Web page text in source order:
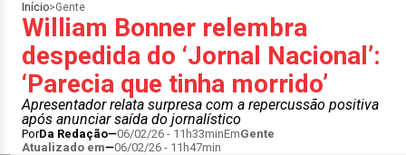
Início>Gente
William Bonner relembra
despedida do ‘Jornal Nacional’:
‘Parecia que tinha morrido’
Apresentador relata surpresa com a repercussão positiva
após anunciar saída do jornalístico
PorDa Redação 06/02/26 - 11h33minEmGente
Atualizado em
06/02/26 - 11h47min